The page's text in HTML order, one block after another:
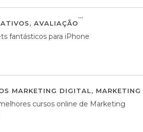
, AVALIAÇÃO
fantásticos para iPhone
MARKETING DIGITAL,
cursos online de Marketing